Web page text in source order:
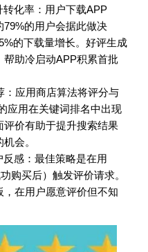
化率：用户下载APP
的用户会据此做决
的下载量增长。好评生成
助冷启动APP积累首批
应用商店算法将评分与
应用在关键词排名中出现
价有助于提升搜索结果
会。
感：最佳策略是在用
购买后）触发评价请求。
在用户愿意评价但不知